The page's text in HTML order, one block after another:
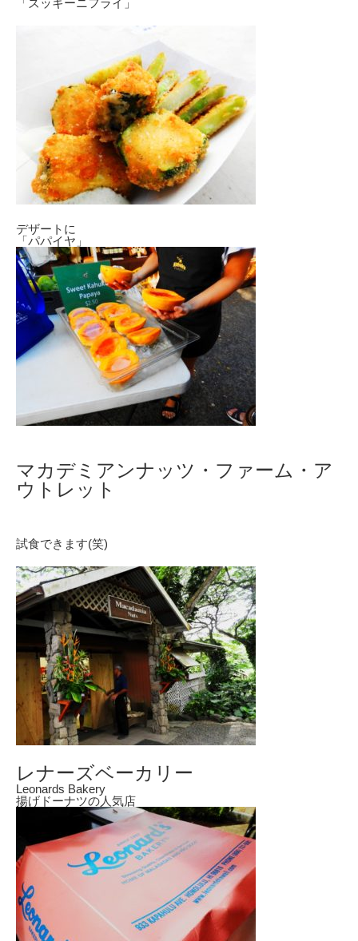
デザートに
「パパイヤ」
マカデミアンナッツ・ファーム・ア
ウトレット
試食できます(笑)
レナーズベーカリー
Leonards Bakery
揚げドーナツの人気店